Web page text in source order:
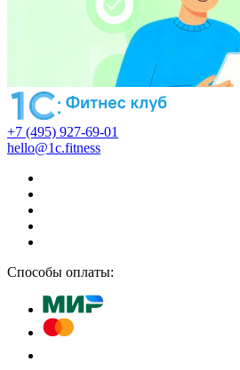
+7 (495) 927-69-01
hello@1c.fitness
Способы оплаты: